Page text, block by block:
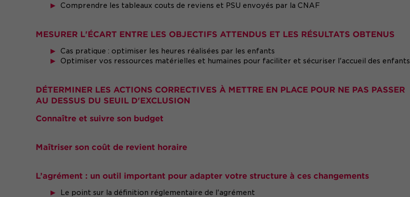
Comprendre les tableaux couts de reviens et PSU envoyés par la CNAF
MESURER L'ÉCART ENTRE LES OBJECTIFS ATTENDUS ET LES RÉSULTATS OBTENUS
Cas pratique : optimiser les heures réalisées par les enfants
Optimiser vos ressources matérielles et humaines pour faciliter et sécuriser l'accueil des enfants
DÉTERMINER LES ACTIONS CORRECTIVES À METTRE EN PLACE POUR NE PAS PASSER
AU DESSUS DU SEUIL D'EXCLUSION
Connaître et suivre son budget
Maîtriser son coût de revient horaire
L’agrément : un outil important pour adapter votre structure à ces changements
Le point sur la définition réglementaire de l'agrément